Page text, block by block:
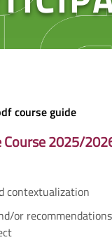
course guide
Course 2025/
contextualization
or recommendations